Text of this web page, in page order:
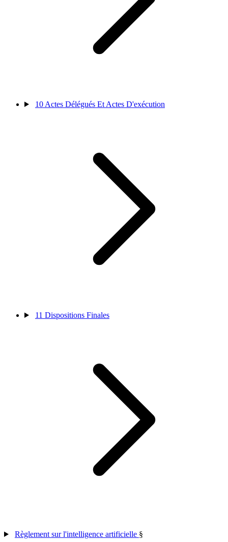
10 Actes Délégués Et Actes D'exécution
11 Dispositions Finales
Règlement sur l'intelligence artificielle §